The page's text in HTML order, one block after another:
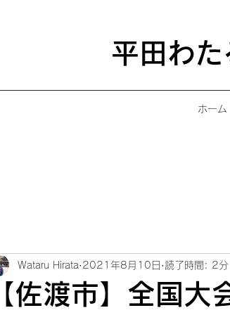
平田わ
ホーム
【佐渡市】全国大
Wataru Hirata 2021年8月10日 読了時間: 2分